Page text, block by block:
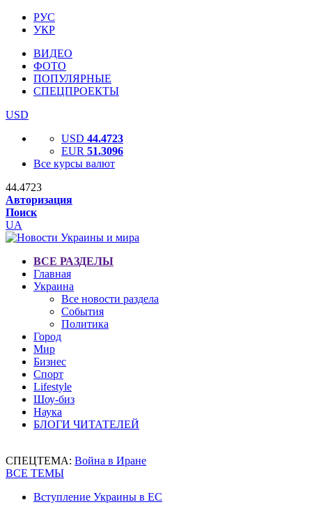
РУС
УКР
ВИДЕО
ФОТО
ПОПУЛЯРНЫЕ
СПЕЦПРОЕКТЫ
USD
USD 44.4723
EUR 51.3096
Все курсы валют
44.4723
Авторизация
Поиск
UA
ВСЕ РАЗДЕЛЫ
Главная
Украина
Все новости раздела
События
Политика
Город
Мир
Бизнес
Спорт
Lifestyle
Шоу-биз
Наука
БЛОГИ ЧИТАТЕЛЕЙ
СПЕЦТЕМА: Война в Иране
ВСЕ ТЕМЫ
Вступление Украины в ЕС